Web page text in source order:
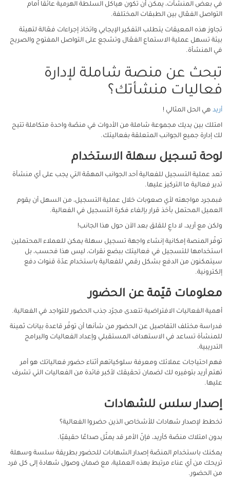
في بعض المنشآت، يمكن أن تكون هياكل السلطة الهرمية عائقًا أمام
التواصل الفعّال بين الطبقات المختلفة.
تجاوز هذه المعيقات يتطلب التفكير الإيجابي واتخاذ إجراءات فعّالة لتهيئة
بيئة تسهل عملية الاستماع الفعّال وتشجع على التواصل المفتوح والصريح
في المنشأة.
تبحث عن منصة شاملة لإدارة
فعاليات منشأتك؟
أريد هي الحل المثالي !
امتلك بين يديك مجموعة شاملة من الأدوات في منصّة واحدة متكاملة تتيح
لك إدارة جميع الجوانب المتعلقة بفعاليتك.
لوحة تسجيل سهلة الاستخدام
تعد عملية التسجيل للفعالية أحد الجوانب المهمّة التي يجب على أي منشأة
تدير فعالية ما التركيز عليها.
فبمجرد مواجهته لأي صعوبات خلال عملية التسجيل، من السهل أن يقوم
العميل المحتمل بأخذ قرار بإلغاء فكرة التسجيل في الفعالية.
ولكن مع أريد، لا داعِ للقلق بعد الآن حول هذا الجانب!
توفّر المنصة إمكانية إنشاء واجهة تسجيل سهلة يمكن للعملاء المحتملين
استخدامها للتسجيل في فعاليتك ببضع نقرات، ليس هذا فحسب، بل
سيتمكنون من الدفع بشكل رقمي للفعالية باستخدام عدّة قنوات دفع
إلكترونية.
معلومات قيّمة عن الحضور
أهمية الفعاليات الافتراضية تتعدى مجرّد جذب الحضور للتواجد في الفعالية.
فدراسة مختلف التفاصيل عن الحضور من شأنها أن توفّر قاعدة بيانات ثمينة
للمنشأة تساعد في الاستهداف المستقبلي وإعداد الفعاليات والبرامج
التدريبية.
فهم احتياجات عملائك ومعرفة سلوكياتهم أثناء حضور فعالياتك هو أمر
تهتم أريد بتوفيره لك لضمان تحقيقك لأكبر فائدة من الفعاليات التي تشرف
عليها.
إصدار سلس للشهادات
تخطط لإصدار شهادات للأشخاص الذين حضروا الفعالية؟
بدون امتلاك منصّة كأريد، فإنّ الأمر قد يمثّل صداعًا حقيقيًا.
يمكنك باستخدام المنصّة إصدار الشهادات للحضور بطريقة سلسة وسهلة
تريحك من أي عناء مرتبط بهذه العملية، مع ضمان وصول شهادة إلى كل فرد
من الحضور.